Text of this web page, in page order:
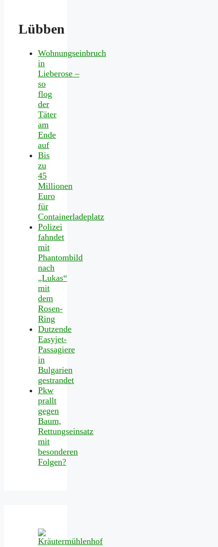
Lübben
Wohnungseinbruch
in
Lieberose –
so
flog
der
Täter
am
Ende
auf
Bis
zu
45
Millionen
Euro
für
Containerladeplatz
Polizei
fahndet
mit
Phantombild
nach
„Lukas“
mit
dem
Rosen-
Ring
Dutzende
Easyjet-
Passagiere
in
Bulgarien
gestrandet
Pkw
prallt
gegen
Baum,
Rettungseinsatz
mit
besonderen
Folgen?